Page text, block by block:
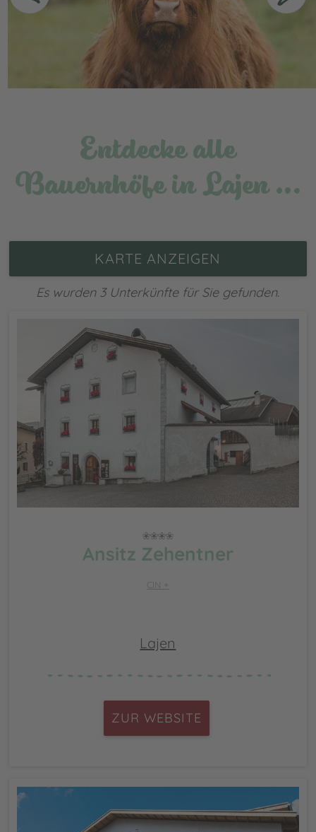
Entdecke alle
Bauernhöfe in Lajen …
KARTE ANZEIGEN
Es wurden 3 Unterkünfte für Sie gefunden.
Ansitz Zehentner
CIN +
Lajen
ZUR WEBSITE